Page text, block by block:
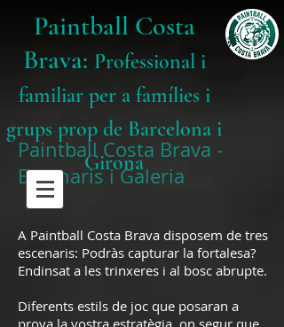
Paintball Costa
Brava: Professional i
familiar per a famílies i
grups prop de Barcelona i
Girona
Paintball Costa Brava -
Escenaris i Galeria
A Paintball Costa Brava disposem de tres
escenaris: Podràs capturar la fortalesa?
Endinsat a les trinxeres i al bosc abrupte.
Diferents estils de joc que posaran a
prova la vostra estratègia, on segur que